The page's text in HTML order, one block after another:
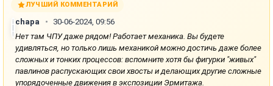
ЛУЧШИЙ КОММЕНТАРИЙ
chapa
30-06-2024, 09:56
Нет там ЧПУ даже рядом! Работает механика. Вы будете
удивляться, но только лишь механикой можно достичь даже более
сложных и тонких процессов: вспомните хотя бы фигурки "живых"
павлинов распускающих свои хвосты и делающих другие сложные
упорядоченные движения в экспозиции Эрмитажа.